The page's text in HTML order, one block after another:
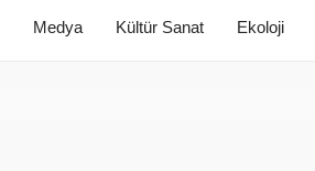
Medya Kültür Sanat Ekoloji